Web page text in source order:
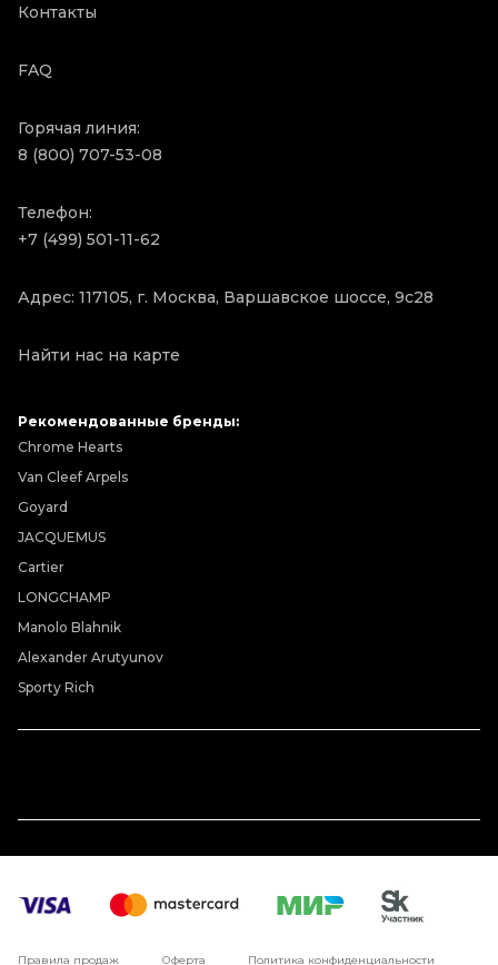
Контакты
FAQ
Горячая линия:
8 (800) 707-53-08
Телефон:
+7 (499) 501-11-62
Адрес: 117105, г. Москва, Варшавское шоссе, 9с28
Найти нас на карте
Рекомендованные бренды:
Chrome Hearts
Van Cleef Arpels
Goyard
JACQUEMUS
Cartier
LONGCHAMP
Manolo Blahnik
Alexander Arutyunov
Sporty Rich
Правила продаж Оферта Политика конфиденциальности